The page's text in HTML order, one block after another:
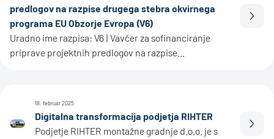
predlogov na razpise drugega stebra okvirnega
programa EU Obzorje Evropa (V6)
Uradno ime razpisa: V6 | Vavčer za sofinanciranje
priprave projektnih predlogov na razpise...
18. februar 2025
Digitalna transformacija podjetja RIHTER
Podjetje RIHTER montažne gradnje d.o.o. je s